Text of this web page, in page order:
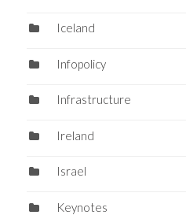
Iceland
Infopolicy
Infrastructure
Ireland
Israel
Keynotes